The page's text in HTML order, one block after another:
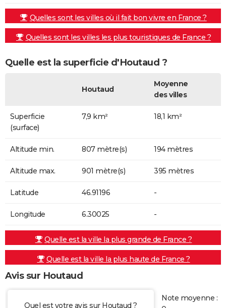
Quelles sont les villes où il fait bon vivre en France ?
Quelles sont les villes les plus touristiques de France ?
Quelle est la superficie d'Houtaud ?
Houtaud
Moyenne
des villes
Superficie
(surface)
7,9 km² 18,1 km²
Altitude min. 807 mètre(s) 194 mètres
Altitude max. 901 mètre(s) 395 mètres
Latitude 46.91196 -
Longitude 6.30025 -
Quelle est la ville la plus grande de France ?
Quelle est la ville la plus haute de France ?
Avis sur Houtaud
Quel est votre avis sur Houtaud ?
Note moyenne :